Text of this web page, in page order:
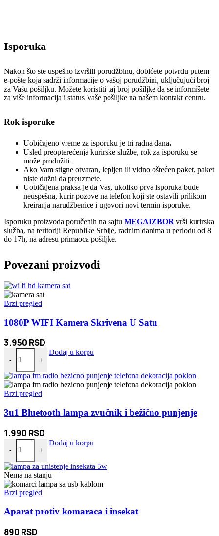
Isporuka
Nakon što ste uspešno izvršili porudžbinu, dobićete potvrdu putem
e-pošte koja sadrži informacije o vašoj porudžbini, uključujući broj
za Vašu pošiljku. Možete koristiti taj broj pošiljke da se informišete
za više informacija i status Vaše pošiljke na našem kontakt centru.
Rok isporuke
Uobičajeno vreme za isporuku je tri radna dana.
Usled preopterećenja kurirske službe, rok za isporuku se
može produžiti.
Ako Vam stigne otvaran, lepljen ili vidno oštećen paket, paket
niste dužni da preuzmete.
Uobičajena praksa je da Vas, ukoliko prva isporuka bude
neuspešna, kurir pozove na telefon koji ste ostavili prilikom
kreiranja narudžbenice i ugovori novi termin isporuke.
Isporuku proizvoda poručenih na sajtu MEGAIZBOR vrši kurirska
služba, na teritoriji Republike Srbije, radnim danima u periodu od 8
do 17h, na adresu primaoca pošiljke.
Povezani proizvodi
Brzi pregled
1080P WIFI Kamera Skrivena U Satu
3.950 RSD
-
1080P WIFI Kamera Skrivena U Satu količina
+
Dodaj u korpu
Brzi pregled
3u1 Bluetooth lampa zvučnik i bežično punjenje
1.990 RSD
-
3u1 Bluetooth lampa zvučnik i bežično punjenje količina
+
Dodaj u korpu
Nema na stanju
Brzi pregled
Aparat protiv komaraca i insekat
890 RSD